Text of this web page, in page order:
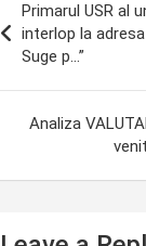
Primarul USR al
interlop la
Suge p…”
Analiza